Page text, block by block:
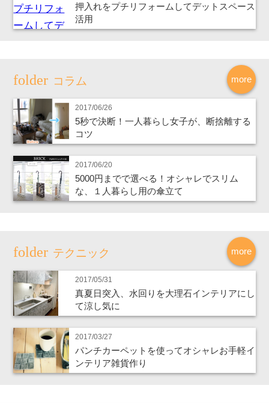
押入れをプチリフォームしてデットスペース
活用
more
コラム
2017/06/26
5秒で決断！一人暮らし女子が、断捨離する
コツ
2017/06/20
5000円までで選べる！オシャレでスリム
な、１人暮らし用の傘立て
more
テクニック
2017/05/31
真夏日突入、水回りを大理石インテリアにし
て涼し気に
2017/03/27
パンチカーペットを使ってオシャレお手軽イ
ンテリア雑貨作り